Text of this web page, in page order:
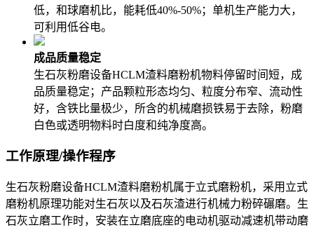
低，和球磨机比，能耗低40%-50%；单机生产能力大，
可利用低谷电。
成品质量稳定
生石灰粉磨设备HCLM渣料磨粉机物料停留时间短，成
品质量稳定；产品颗粒形态均匀、粒度分布窄、流动性
好，含铁比量极少，所含的机械磨损铁易于去除，粉磨
白色或透明物料时白度和纯净度高。
工作原理/操作程序
生石灰粉磨设备HCLM渣料磨粉机属于立式磨粉机，采用立式
磨粉机原理功能对生石灰以及石灰渣进行机械力粉碎碾磨。生
石灰立磨工作时，安装在立磨底座的电动机驱动减速机带动磨